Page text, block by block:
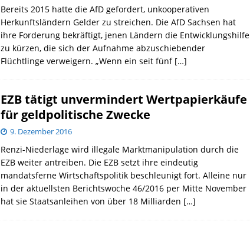
Bereits 2015 hatte die AfD gefordert, unkooperativen
Herkunftsländern Gelder zu streichen. Die AfD Sachsen hat
ihre Forderung bekräftigt, jenen Ländern die Entwicklungshilfe
zu kürzen, die sich der Aufnahme abzuschiebender
Flüchtlinge verweigern. „Wenn ein seit fünf […]
EZB tätigt unvermindert Wertpapierkäufe
für geldpolitische Zwecke
9. Dezember 2016
Renzi-Niederlage wird illegale Marktmanipulation durch die
EZB weiter antreiben. Die EZB setzt ihre eindeutig
mandatsferne Wirtschaftspolitik beschleunigt fort. Alleine nur
in der aktuellsten Berichtswoche 46/2016 per Mitte November
hat sie Staatsanleihen von über 18 Milliarden […]